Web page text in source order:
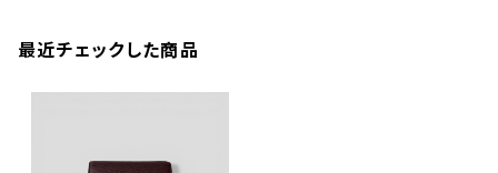
最近チェックした商品